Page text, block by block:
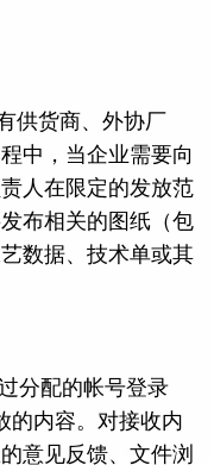
货商、外协厂
中，当企业需要向
人在限定的发放范
布相关的图纸（包
数据、技术单或其
分配的帐号登录
的内容。对接收内
意见反馈、文件浏